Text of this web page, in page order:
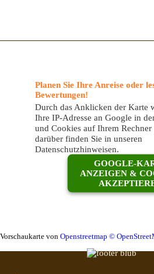
Planen Sie Ihre Anreise oder
Bewertungen!
Durch das Anklicken der Karte
Ihre IP-Adresse an Google in
und Cookies auf Ihrem Rechner
darüber finden Sie in unseren
Datenschutzhinweisen.
GOOGLE-
ANZEIGEN &
Vorschaukarte von Openstreetmap ©